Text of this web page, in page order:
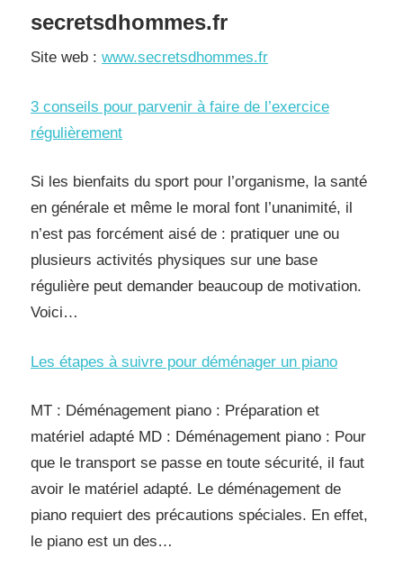
secretsdhommes.fr
Site web : www.secretsdhommes.fr
3 conseils pour parvenir à faire de l’exercice
régulièrement
Si les bienfaits du sport pour l’organisme, la santé
en générale et même le moral font l’unanimité, il
n’est pas forcément aisé de : pratiquer une ou
plusieurs activités physiques sur une base
régulière peut demander beaucoup de motivation.
Voici…
Les étapes à suivre pour déménager un piano
MT : Déménagement piano : Préparation et
matériel adapté MD : Déménagement piano : Pour
que le transport se passe en toute sécurité, il faut
avoir le matériel adapté. Le déménagement de
piano requiert des précautions spéciales. En effet,
le piano est un des…